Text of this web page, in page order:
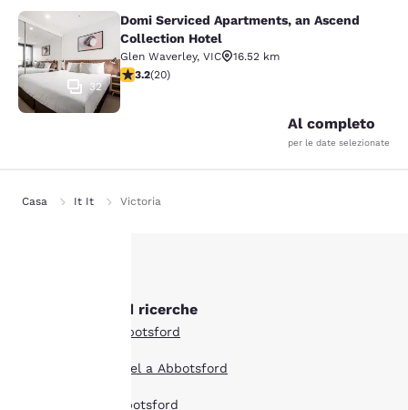
Domi Serviced Apartments, an
32
Domi Serviced Apartments, an Ascend
Collection Hotel
Glen Waverley, VIC
16.52 km
Valutazione di 3.2 stelle. Buono. 20 recensioni
3.2(20)
Al completo
per le date selezionate
Casa It It Victoria
Altre Abbotsford ricerche
Tutti gli hotel a Abbotsford
Boutique hotel Hotel a Abbotsford
Offerte hotel a Abbotsford